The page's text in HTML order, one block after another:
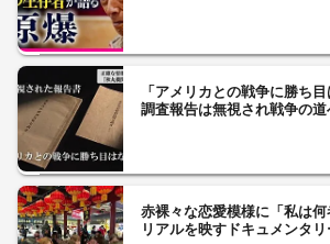
「アメリカとの戦争に勝ち
調査報告は無視され戦争の
赤裸々な恋愛模様に「私は
リアルを映すドキュメンタ